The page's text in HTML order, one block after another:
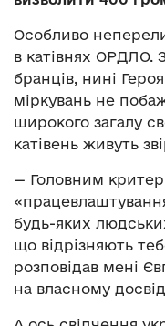
Особливо
в катівнях ОРДЛО.
бранців, нині
міркувань не
широкого загалу
катівень живуть
— Головним
будь-яких
що відрізняють
розповідав мені
на власному